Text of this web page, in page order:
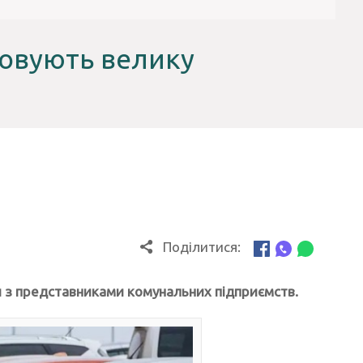
велику
Поділитися:
представниками комунальних підприємств.